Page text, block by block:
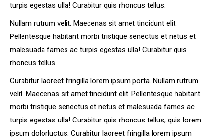
turpis egestas ulla! Curabitur quis rhoncus tellus.
Nullam rutrum velit. Maecenas sit amet tincidunt elit.
Pellentesque habitant morbi tristique senectus et netus et
malesuada fames ac turpis egestas ulla! Curabitur quis
rhoncus tellus.
Curabitur laoreet fringilla lorem ipsum porta. Nullam rutrum
velit. Maecenas sit amet tincidunt elit. Pellentesque habitant
morbi tristique senectus et netus et malesuada fames ac
turpis egestas ulla! Curabitur quis rhoncus tellus, quis lorem
ipsum dolorluctus. Curabitur laoreet fringilla lorem ipsum